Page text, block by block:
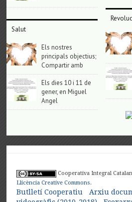
Salut
Els nostres
principals objectius;
Compartir amb
Els dies 10 i 11 de
gener, en Miguel
Angel
Cooperativa Integral
Llicència Creative Commons.
Butlletí Cooperatiu
Arxiu